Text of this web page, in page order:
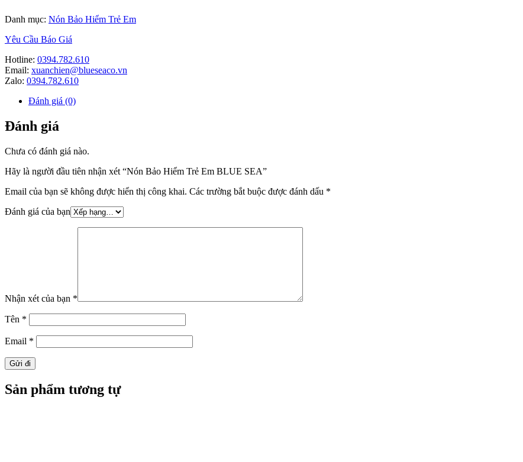
Danh mục: Nón Bảo Hiểm Trẻ Em
Yêu Cầu Báo Giá
Hotline: 0394.782.610
Email: xuanchien@blueseaco.vn
Zalo: 0394.782.610
Đánh giá (0)
Đánh giá
Chưa có đánh giá nào.
Hãy là người đầu tiên nhận xét “Nón Bảo Hiểm Trẻ Em BLUE SEA”
Email của bạn sẽ không được hiển thị công khai. Các trường bắt buộc được đánh dấu *
Đánh giá của bạn
Nhận xét của bạn *
Tên *
Email *
Sản phẩm tương tự